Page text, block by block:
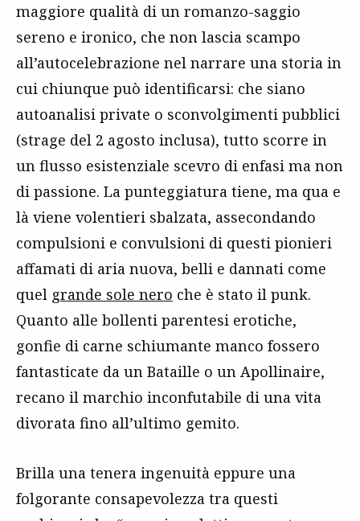
maggiore qualità di un romanzo-saggio
sereno e ironico, che non lascia scampo
all’autocelebrazione nel narrare una storia in
cui chiunque può identificarsi: che siano
autoanalisi private o sconvolgimenti pubblici
(strage del 2 agosto inclusa), tutto scorre in
un flusso esistenziale scevro di enfasi ma non
di passione. La punteggiatura tiene, ma qua e
là viene volentieri sbalzata, assecondando
compulsioni e convulsioni di questi pionieri
affamati di aria nuova, belli e dannati come
quel grande sole nero che è stato il punk.
Quanto alle bollenti parentesi erotiche,
gonfie di carne schiumante manco fossero
fantasticate da un Bataille o un Apollinaire,
recano il marchio inconfutabile di una vita
divorata fino all’ultimo gemito.
Brilla una tenera ingenuità eppure una
folgorante consapevolezza tra questi